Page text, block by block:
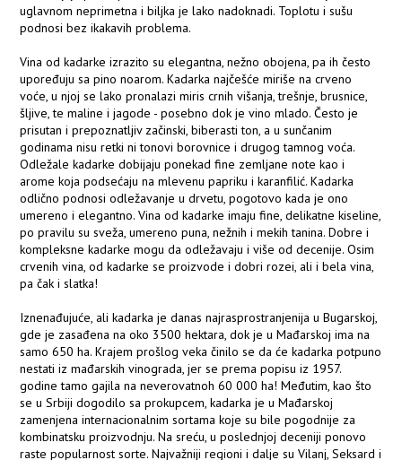
uglavnom neprimetna i biljka je lako nadoknadi. Toplotu i sušu
podnosi bez ikakavih problema.
Vina od kadarke izrazito su elegantna, nežno obojena, pa ih često
upoređuju sa pino noarom. Kadarka najčešće miriše na crveno
voće, u njoj se lako pronalazi miris crnih višanja, trešnje, brusnice,
šljive, te maline i jagode - posebno dok je vino mlado. Često je
prisutan i prepoznatljiv začinski, biberasti ton, a u sunčanim
godinama nisu retki ni tonovi borovnice i drugog tamnog voća.
Odležale kadarke dobijaju ponekad fine zemljane note kao i
arome koja podsećaju na mlevenu papriku i karanfilić. Kadarka
odlično podnosi odležavanje u drvetu, pogotovo kada je ono
umereno i elegantno. Vina od kadarke imaju fine, delikatne kiseline,
po pravilu su sveža, umereno puna, nežnih i mekih tanina. Dobre i
kompleksne kadarke mogu da odležavaju i više od decenije. Osim
crvenih vina, od kadarke se proizvode i dobri rozei, ali i bela vina,
pa čak i slatka!
Iznenađujuće, ali kadarka je danas najrasprostranjenija u Bugarskoj,
gde je zasađena na oko 3500 hektara, dok je u Mađarskoj ima na
samo 650 ha. Krajem prošlog veka činilo se da će kadarka potpuno
nestati iz mađarskih vinograda, jer se prema popisu iz 1957.
godine tamo gajila na neverovatnoh 60 000 ha! Međutim, kao što
se u Srbiji dogodilo sa prokupcem, kadarka je u Mađarskoj
zamenjena internacionalnim sortama koje su bile pogodnije za
kombinatsku proizvodnju. Na sreću, u poslednjoj deceniji ponovo
raste popularnost sorte. Najvažniji regioni i dalje su Vilanj, Seksard i